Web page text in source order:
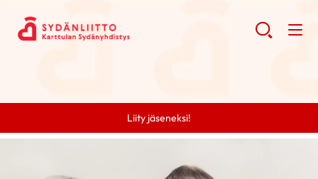
Liity jäseneksi!